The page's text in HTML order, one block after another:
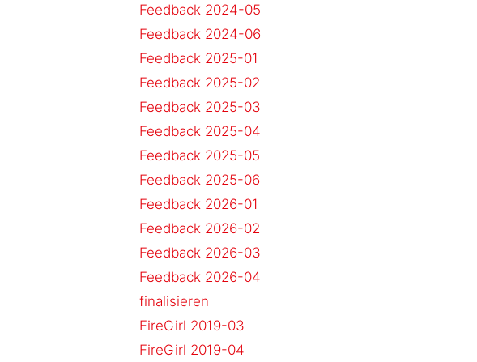
Feedback 2024-05
Feedback 2024-06
Feedback 2025-01
Feedback 2025-02
Feedback 2025-03
Feedback 2025-04
Feedback 2025-05
Feedback 2025-06
Feedback 2026-01
Feedback 2026-02
Feedback 2026-03
Feedback 2026-04
finalisieren
FireGirl 2019-03
FireGirl 2019-04